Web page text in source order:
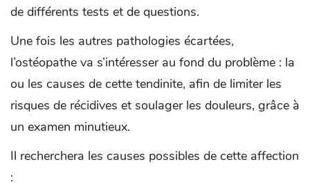
de différents tests et de questions.
Une fois les autres pathologies écartées,
l’ostéopathe va s’intéresser au fond du problème : la
ou les causes de cette tendinite, afin de limiter les
risques de récidives et soulager les douleurs, grâce à
un examen minutieux.
Il recherchera les causes possibles de cette affection
: